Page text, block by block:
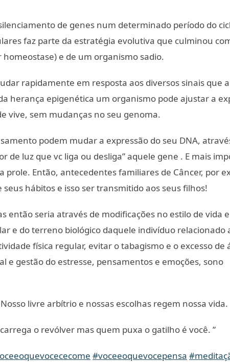
de genes num determinado período do
faz parte da estratégia evolutiva que culminou
e de um organismo sadio.
rapidamente em resposta aos diversos sinais que
herança epigenética um organismo pode ajustar a
vive, sem mudanças no seu genoma.
podem mudar a expressão do seu DNA,
de luz que vc liga ou desliga” aquele gene . E mais
prole. Então, antecedentes familiares de Câncer, por
hábitos e isso ser transmitido aos seus filhos!
então seria através de modificações no estilo de vida e
e do terreno biológico daquele indivíduo relacionado
física regular, evitar o tabagismo e o excesso de
e gestão do estresse, pensamentos e emoções, sono
livre arbítrio e nossas escolhas regem nossa vida.
o revólver mas quem puxa o gatilho é você. ”
#voceeoquevocepensa